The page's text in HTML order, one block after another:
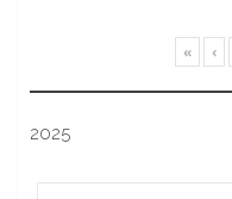
« ‹
2025